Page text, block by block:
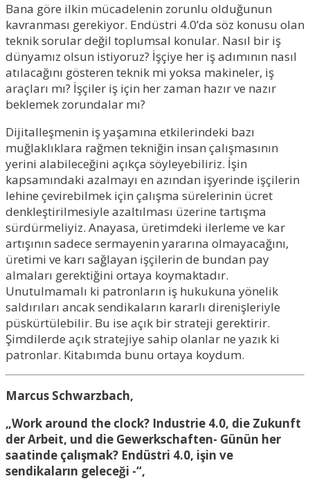
Bana göre ilkin mücadelenin zorunlu olduğunun
kavranması gerekiyor. Endüstri 4.0’da söz konusu olan
teknik sorular değil toplumsal konular. Nasıl bir iş
dünyamız olsun istiyoruz? İşçiye her iş adımının nasıl
atılacağını gösteren teknik mi yoksa makineler, iş
araçları mı? İşçiler iş için her zaman hazır ve nazır
beklemek zorundalar mı?
Dijitalleşmenin iş yaşamına etkilerindeki bazı
muğlaklıklara rağmen tekniğin insan çalışmasının
yerini alabileceğini açıkça söyleyebiliriz. İşin
kapsamındaki azalmayı en azından işyerinde işçilerin
lehine çevirebilmek için çalışma sürelerinin ücret
denkleştirilmesiyle azaltılması üzerine tartışma
sürdürmeliyiz. Anayasa, üretimdeki ilerleme ve kar
artışının sadece sermayenin yararına olmayacağını,
üretimi ve karı sağlayan işçilerin de bundan pay
almaları gerektiğini ortaya koymaktadır.
Unutulmamalı ki patronların iş hukukuna yönelik
saldırıları ancak sendikaların kararlı direnişleriyle
püskürtülebilir. Bu ise açık bir strateji gerektirir.
Şimdilerde açık stratejiye sahip olanlar ne yazık ki
patronlar. Kitabımda bunu ortaya koydum.
Marcus Schwarzbach,
„Work around the clock? Industrie 4.0, die Zukunft
der Arbeit, und die Gewerkschaften- Günün her
saatinde çalışmak? Endüstri 4.0, işin ve
sendikaların geleceği -“,